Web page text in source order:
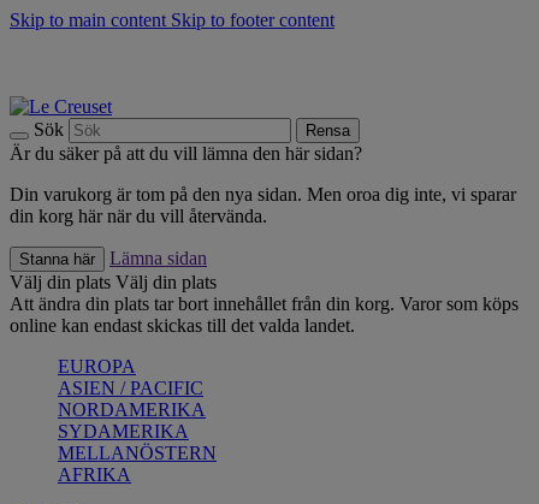
Skip to main content Skip to footer content
Sök Rensa
Är du säker på att du vill lämna den här sidan?
Din varukorg är tom på den nya sidan. Men oroa dig inte, vi sparar
din korg här när du vill återvända.
Stanna här
Lämna sidan
Välj din plats Välj din plats
Att ändra din plats tar bort innehållet från din korg. Varor som köps
online kan endast skickas till det valda landet.
EUROPA
ASIEN / PACIFIC
NORDAMERIKA
SYDAMERIKA
MELLANÖSTERN
AFRIKA